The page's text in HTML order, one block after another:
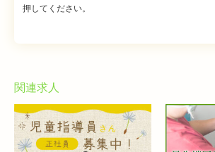
押してください。
関連求人